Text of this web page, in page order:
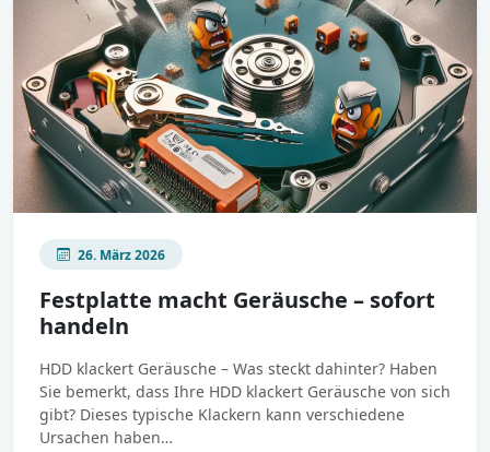
26. März 2026
Festplatte macht Geräusche – sofort
handeln
HDD klackert Geräusche – Was steckt dahinter? Haben
Sie bemerkt, dass Ihre HDD klackert Geräusche von sich
gibt? Dieses typische Klackern kann verschiedene
Ursachen haben…